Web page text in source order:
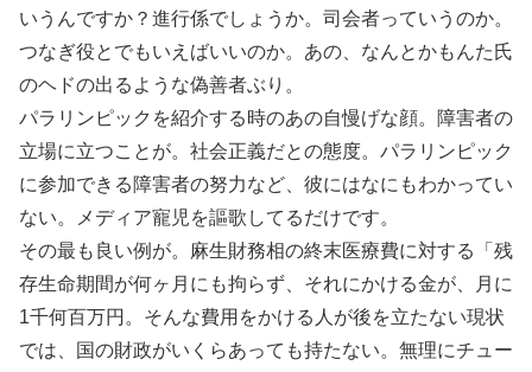
いうんですか？進行係でしょうか。司会者っていうのか。
つなぎ役とでもいえばいいのか。あの、なんとかもんた氏
のヘドの出るような偽善者ぶり。
パラリンピックを紹介する時のあの自慢げな顔。障害者の
立場に立つことが。社会正義だとの態度。パラリンピック
に参加できる障害者の努力など、彼にはなにもわかってい
ない。メディア寵児を謳歌してるだけです。
その最も良い例が。麻生財務相の終末医療費に対する「残
存生命期間が何ヶ月にも拘らず、それにかける金が、月に
1千何百万円。そんな費用をかける人が後を立たない現状
では、国の財政がいくらあっても持たない。無理にチュー